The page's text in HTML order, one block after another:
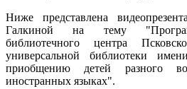
Ниже представлена
Галкиной на тему
библиотечного центра
универсальной библиотеки
приобщению детей разного
иностранных языках".